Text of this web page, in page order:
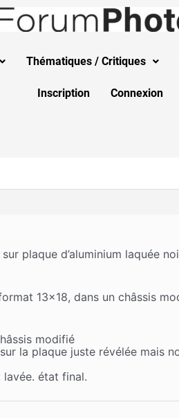
Thématiques / Critiques
Inscription Connexion
plaque d’aluminium laquée
13×18, dans un châssis
modifié
la plaque juste révélée mais
état final.